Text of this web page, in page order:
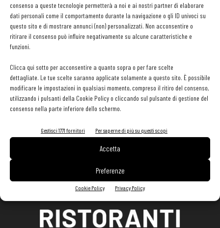
consenso a queste tecnologie permetterà a noi e ai nostri partner di elaborare
dati personali come il comportamento durante la navigazione o gli ID univoci su
questo sito e di mostrare annunci (non) personalizzati. Non acconsentire o
ritirare il consenso può influire negativamente su alcune caratteristiche e
funzioni.
Clicca qui sotto per acconsentire a quanto sopra o per fare scelte
dettagliate. Le tue scelte saranno applicate solamente a questo sito. È possibile
modificare le impostazioni in qualsiasi momento, compreso il ritiro del consenso,
utilizzando i pulsanti della Cookie Policy o cliccando sul pulsante di gestione del
consenso nella parte inferiore dello schermo.
Gestisci 1771 fornitori Per saperne di più su questi scopi
Accetta
Preferenze
Cookie Policy Privacy Policy
EDICOLA WEB